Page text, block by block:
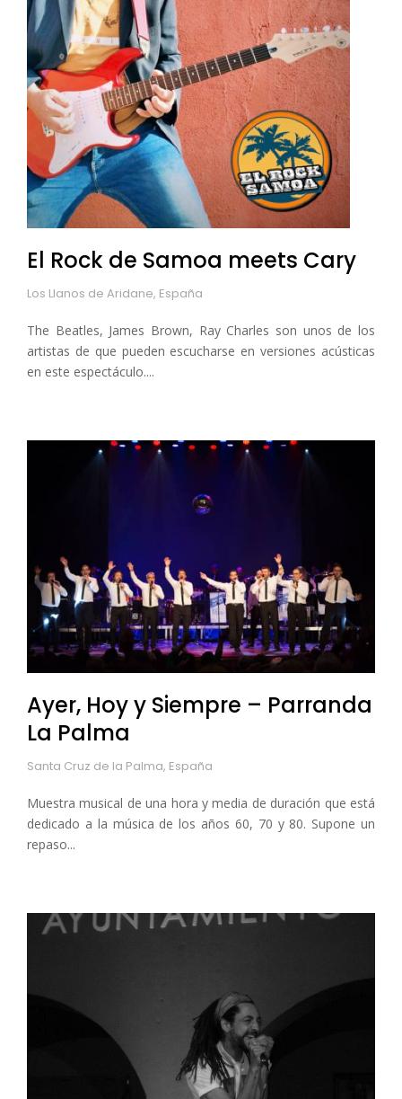
El Rock de Samoa meets Cary
Los Llanos de Aridane, España
The Beatles, James Brown, Ray Charles son unos de los
artistas de que pueden escucharse en versiones acústicas
en este espectáculo....
Ayer, Hoy y Siempre – Parranda
La Palma
Santa Cruz de la Palma, España
Muestra musical de una hora y media de duración que está
dedicado a la música de los años 60, 70 y 80. Supone un
repaso...